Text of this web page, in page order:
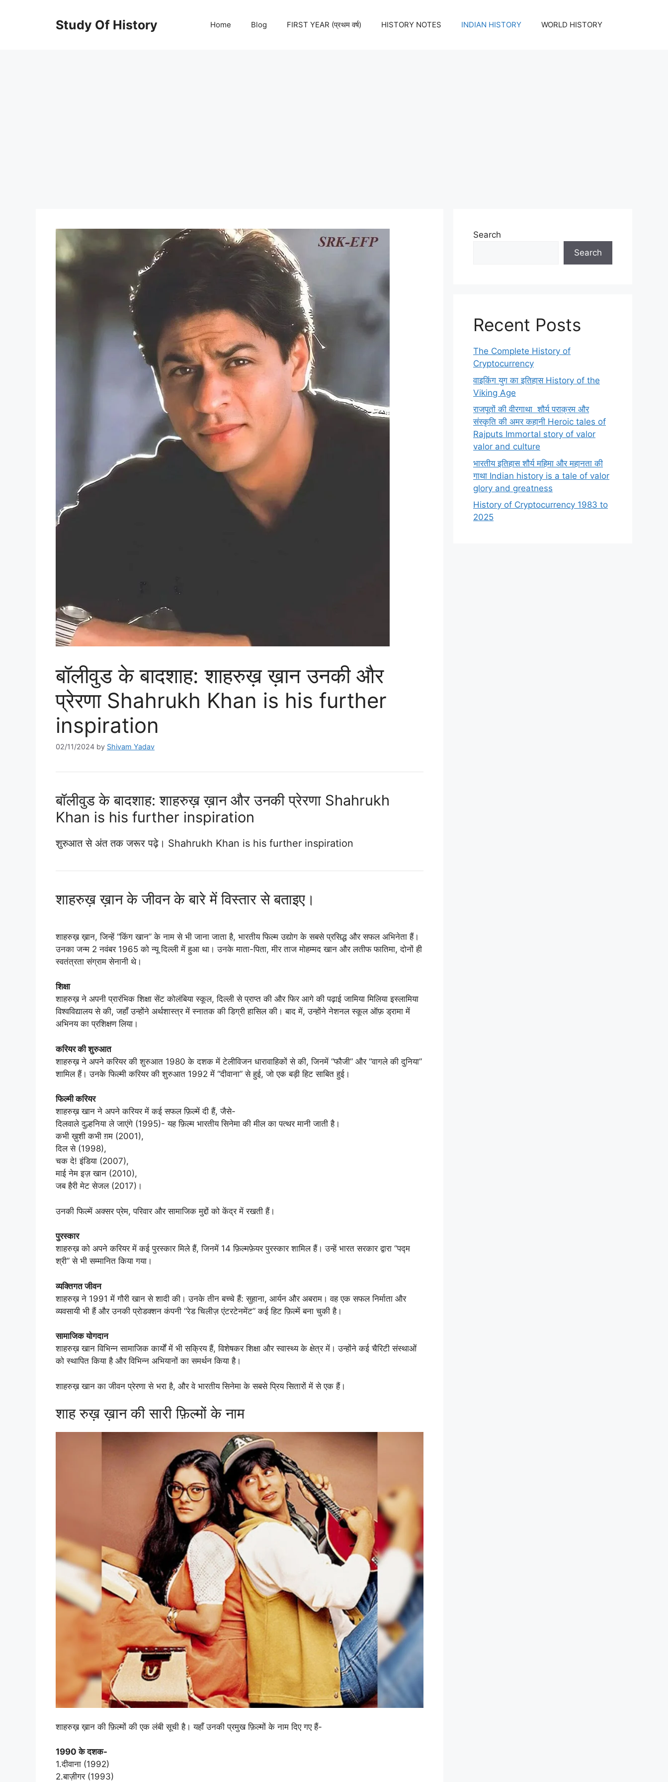
Study Of History Home Blog FIRST YEAR (प्रथम वर्ष) HISTORY NOTES INDIAN HISTORY WORLD HISTORY
बॉलीवुड के बादशाह: शाहरुख़ ख़ान उनकी और
प्रेरणा Shahrukh Khan is his further
inspiration
02/11/2024 by Shivam Yadav
बॉलीवुड के बादशाह: शाहरुख़ ख़ान और उनकी प्रेरणा Shahrukh
Khan is his further inspiration
शुरुआत से अंत तक जरूर पढ़े। Shahrukh Khan is his further inspiration
शाहरुख़ ख़ान के जीवन के बारे में विस्तार से बताइए।
शाहरुख़ ख़ान, जिन्हें “किंग खान” के नाम से भी जाना जाता है, भारतीय फिल्म उद्योग के सबसे प्रसिद्ध और सफल अभिनेता हैं।
उनका जन्म 2 नवंबर 1965 को न्यू दिल्ली में हुआ था। उनके माता-पिता, मीर ताज मोहम्मद खान और लतीफ फातिमा, दोनों ही
स्वतंत्रता संग्राम सेनानी थे।
शिक्षा
शाहरुख़ ने अपनी प्रारंभिक शिक्षा सेंट कोलंबिया स्कूल, दिल्ली से प्राप्त की और फिर आगे की पढ़ाई जामिया मिलिया इस्लामिया
विश्वविद्यालय से की, जहाँ उन्होंने अर्थशास्त्र में स्नातक की डिग्री हासिल की। बाद में, उन्होंने नेशनल स्कूल ऑफ़ ड्रामा में
अभिनय का प्रशिक्षण लिया।
करियर की शुरुआत
शाहरुख़ ने अपने करियर की शुरुआत 1980 के दशक में टेलीविजन धारावाहिकों से की, जिनमें “फौजी” और “वागले की दुनिया”
शामिल हैं। उनके फिल्मी करियर की शुरुआत 1992 में “दीवाना” से हुई, जो एक बड़ी हिट साबित हुई।
फिल्मी करियर
शाहरुख़ खान ने अपने करियर में कई सफल फ़िल्में दी हैं, जैसे-
दिलवाले दुल्हनिया ले जाएंगे (1995)- यह फ़िल्म भारतीय सिनेमा की मील का पत्थर मानी जाती है।
कभी ख़ुशी कभी ग़म (2001),
दिल से (1998),
चक दे! इंडिया (2007),
माई नेम इज़ खान (2010),
जब हैरी मेट सेजल (2017)।
उनकी फिल्में अक्सर प्रेम, परिवार और सामाजिक मुद्दों को केंद्र में रखती हैं।
पुरस्कार
शाहरुख़ को अपने करियर में कई पुरस्कार मिले हैं, जिनमें 14 फ़िल्मफ़ेयर पुरस्कार शामिल हैं। उन्हें भारत सरकार द्वारा “पद्म
श्री” से भी सम्मानित किया गया।
व्यक्तिगत जीवन
शाहरुख़ ने 1991 में गौरी खान से शादी की। उनके तीन बच्चे हैं: सुहाना, आर्यन और अबराम। वह एक सफल निर्माता और
व्यवसायी भी हैं और उनकी प्रोडक्शन कंपनी “रेड चिलीज़ एंटरटेनमेंट” कई हिट फ़िल्में बना चुकी है।
सामाजिक योगदान
शाहरुख़ खान विभिन्न सामाजिक कार्यों में भी सक्रिय हैं, विशेषकर शिक्षा और स्वास्थ्य के क्षेत्र में। उन्होंने कई चैरिटी संस्थाओं
को स्थापित किया है और विभिन्न अभियानों का समर्थन किया है।
शाहरुख़ खान का जीवन प्रेरणा से भरा है, और वे भारतीय सिनेमा के सबसे प्रिय सितारों में से एक हैं।
शाह रुख़ ख़ान की सारी फ़िल्मों के नाम
शाहरुख़ ख़ान की फ़िल्मों की एक लंबी सूची है। यहाँ उनकी प्रमुख फ़िल्मों के नाम दिए गए हैं-
1990 के दशक-
1.दीवाना (1992)
2.बाज़ीगर (1993)
Search
Search
Recent Posts
The Complete History of
Cryptocurrency
वाइकिंग युग का इतिहास History of the
Viking Age
राजपूतों की वीरगाथा शौर्य पराक्रम और
संस्कृति की अमर कहानी Heroic tales of
Rajputs Immortal story of valor
valor and culture
भारतीय इतिहास शौर्य महिमा और महानता की
गाथा Indian history is a tale of valor
glory and greatness
History of Cryptocurrency 1983 to
2025